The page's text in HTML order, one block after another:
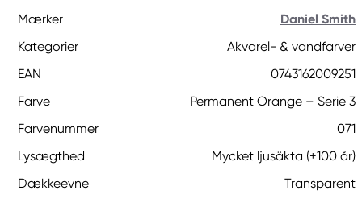
Mærker
Daniel Smith
Kategorier
Akvarel- & vandfarver
EAN
0743162009251
Farve
Permanent Orange – Serie 3
Farvenummer
071
Lysægthed
Mycket ljusäkta (+100 år)
Dækkeevne
Transparent